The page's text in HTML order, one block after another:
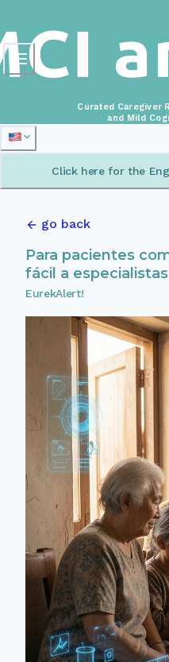
Curated Caregiver
and Mild
Click here for the
go back
Para pacientes
fácil a
EurekAlert!